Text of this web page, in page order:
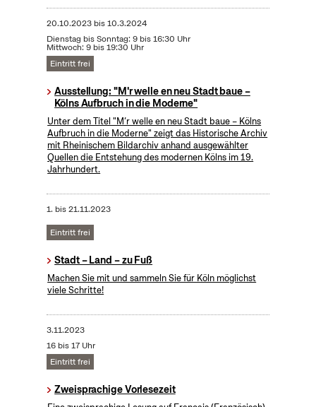
20.10.2023bis10.3.2024
Dienstag bis Sonntag: 9 bis 16:30 Uhr
Mittwoch: 9 bis 19:30 Uhr
Eintritt frei
Ausstellung: "M'r welle en neu Stadt baue –
Kölns Aufbruch in die Moderne"
Unter dem Titel "M’r welle en neu Stadt baue – Kölns
Aufbruch in die Moderne" zeigt das Historische Archiv
mit Rheinischem Bildarchiv anhand ausgewählter
Quellen die Entstehung des modernen Kölns im 19.
Jahrhundert.
1. bis21.11.2023
Eintritt frei
Stadt – Land – zu Fuß
Machen Sie mit und sammeln Sie für Köln möglichst
viele Schritte!
3.11.2023
16 bis 17 Uhr
Eintritt frei
Zweisprachige Vorlesezeit